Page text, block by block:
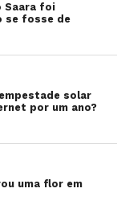
Saara foi
se fosse de
solar
por um ano?
uma flor em